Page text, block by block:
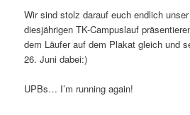
Wir sind stolz darauf euch endlich
diesjährigen TK-Campuslauf
dem Läufer auf dem Plakat gleich und
26. Juni dabei:)
UPBs… I’m running again!